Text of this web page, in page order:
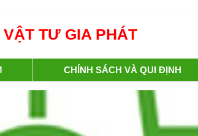
TƯ GIA PHÁT
CHÍNH SÁCH VÀ QUI ĐỊNH